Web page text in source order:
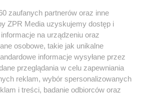
zaufanych partnerów oraz inne
ZPR Media uzyskujemy dostęp i
na urządzeniu oraz
osobowe, takie jak unikalne
informacje wysyłane przez
przeglądania w celu zapewniania
reklam, wybór spersonalizowanych
i treści, badanie odbiorców oraz